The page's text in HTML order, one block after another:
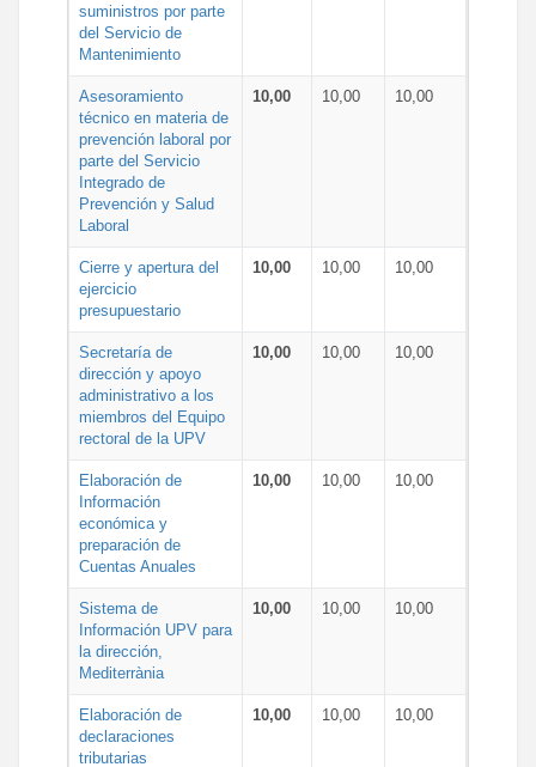
suministros por parte
del Servicio de
Mantenimiento
Asesoramiento
técnico en materia de
prevención laboral por
parte del Servicio
Integrado de
Prevención y Salud
Laboral
10,00 10,00 10,00
Cierre y apertura del
ejercicio
presupuestario
10,00 10,00 10,00
Secretaría de
dirección y apoyo
administrativo a los
miembros del Equipo
rectoral de la UPV
10,00 10,00 10,00
Elaboración de
Información
económica y
preparación de
Cuentas Anuales
10,00 10,00 10,00
Sistema de
Información UPV para
la dirección,
Mediterrània
10,00 10,00 10,00
Elaboración de
declaraciones
tributarias
10,00 10,00 10,00